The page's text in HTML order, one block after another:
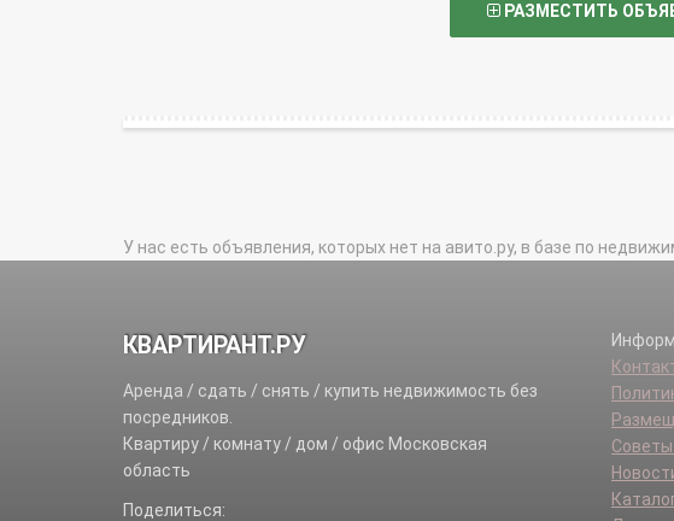
РАЗМЕСТИТЬ
У нас есть объявления, которых нет на авито.ру, в базе по
КВАРТИРАНТ.РУ
Аренда / сдать / снять / купить недвижимость без
посредников.
Квартиру / комнату / дом / офис Московская
область
Поделиться: